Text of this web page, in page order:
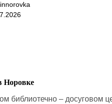
Норовке
библиотечно – досуговом